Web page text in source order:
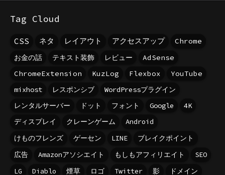
Tag Cloud
CSS ネタ レイアウト アクセスアップ
Chrome
お金の話
テキスト装飾 レビュー
AdSense
ChromeExtension
KuzLog Flexbox
YouTube
mixhost
レスポンシブ
WordPressプラグイン
レンタルサーバー
ドット フォント Google
4K
ディスプレイ
クレーンゲーム
Android
けものフレンズ
ゲーセン LINE
ブレイクポイント
広告
Amazonアソシエイト もしもアフィリエイト
SEO
LG
Diablo 煙草 ロゴ Twitter 影
ドメイン